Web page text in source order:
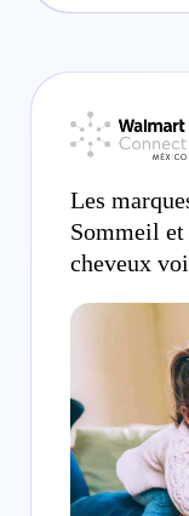
Les
Sommeil et
cheveux